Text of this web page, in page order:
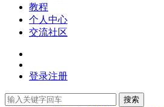
教程
个人中心
交流社区
登录注册
搜索